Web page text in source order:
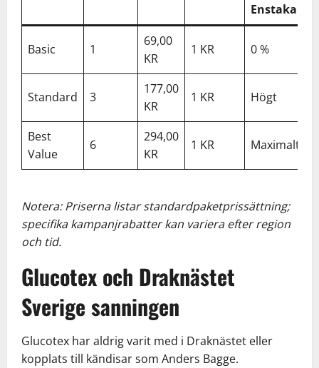
Enstaka
Basic 1
69,00
KR
1 KR 0 %
Standard 3
177,00
KR
1 KR Högt
Best
Value
6
294,00
KR
1 KR Maximalt
Notera: Priserna listar standardpaketprissättning;
specifika kampanjrabatter kan variera efter region
och tid.
Glucotex och Draknästet
Sverige sanningen
Glucotex har aldrig varit med i Draknästet eller
kopplats till kändisar som Anders Bagge.